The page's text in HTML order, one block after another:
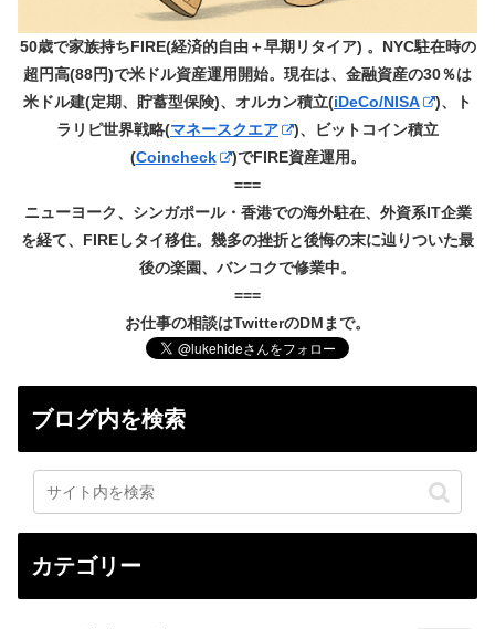
50歳で家族持ちFIRE(経済的自由＋早期リタイア) 。NYC駐在時の
超円高(88円)で米ドル資産運用開始。現在は、金融資産の30％は
米ドル建(定期、貯蓄型保険)、オルカン積立(iDeCo/NISA
)、ト
ラリピ世界戦略(マネースクエア
)、ビットコイン積立
(Coincheck
)でFIRE資産運用。
===
ニューヨーク、シンガポール・香港での海外駐在、外資系IT企業
を経て、FIREしタイ移住。幾多の挫折と後悔の末に辿りついた最
後の楽園、バンコクで修業中。
===
お仕事の相談はTwitterのDMまで。
ブログ内を検索
カテゴリー